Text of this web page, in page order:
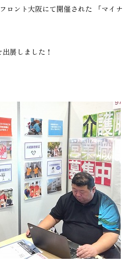
ロント大阪にて開催された 「マイナ
展しました！